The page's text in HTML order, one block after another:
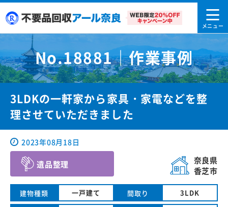
No.18881｜作業事例
3LDKの一軒家から家具・家電などを整
理させていただきました
2023年08月18日
遺品整理
奈良県
香芝市
建物種類 一戸建て 間取り 3LDK